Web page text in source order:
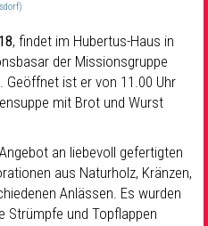
, findet im Hubertus-Haus in
der Missionsgruppe
ist er von 11.00 Uhr
mit Brot und Wurst
an liebevoll gefertigten
aus Naturholz, Kränzen,
Anlässen. Es wurden
Strümpfe und Topflappen